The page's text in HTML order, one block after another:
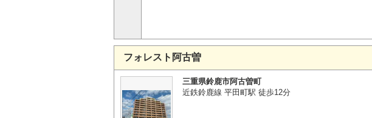
フォレスト阿古曽
三重県鈴鹿市阿古曽町
近鉄鈴鹿線 平田町駅 徒歩12分